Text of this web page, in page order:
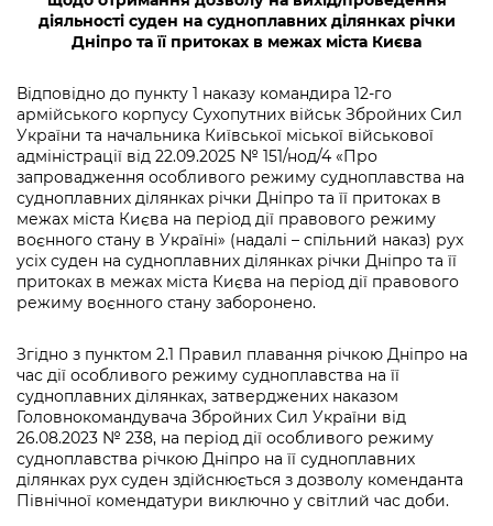
Рішення та розпорядження
перебувають на погодженні КМВА
Рішення Київради
Контактна інформація
Графік роботи та прийому громадян
Вакансії
Статистика
Звернення громадян
Регуляторна діяльність
Промисловість і наука Києва
Підприємства, установи, організації
Освіта та навчальні заклади
Навколишнє середовище міста
Містобудування та земельні ділянки
Культура, спорт, дозвілля
Бізнес та ліцензування
Фінанси та бюджет
Ритуальні послуги
Іноземцям / For foreigners
Пам'ятки культурної спадщини
Громадська експертиза
Консультації з громадськістю
Громадська рада
Петиції
Відкритий бюджет
Контактний центр
Допомога учасникам АТО
Рада з питань внутрішньо переміщених
осіб при Київській міській військовій
адміністрації
«Ініціатива «Партнерство «Відкритий
Уряд» – місцевий рівень»
Інформація з обмеженим доступом
Подати запит онлайн
Проекти нормативно-правових та
інших актів
Нормативна база
Питання і відповіді про публічну
інформацію
бездіяльності розпорядників інформації
Звіти про опрацювання запитів на
публічну інформацію
Інформація для споживачів
Про відкриті дані
Медіагалерея
КМДА / Subscribe to announcements
from the KCSA
Порядок акредитації медіа /
Accreditation process
Подати журналістський запит /
Submitting a media request
Зйомки в лікарнях в умовах воєнного
hospitals at work under martial law
Контакти для медіа / Contacts for mass
media
Портал Послуг
діяльності суден на судноплавних ділянках річки
Дніпро та її притоках в межах міста Києва
Відповідно до пункту 1 наказу командира 12-го
армійського корпусу Сухопутних військ Збройних Сил
України та начальника Київської міської військової
адміністрації від 22.09.2025 № 151/нод/4 «Про
запровадження особливого режиму судноплавства на
судноплавних ділянках річки Дніпро та її притоках в
межах міста Києва на період дії правового режиму
воєнного стану в Україні» (надалі – спільний наказ) рух
усіх суден на судноплавних ділянках річки Дніпро та її
притоках в межах міста Києва на період дії правового
режиму воєнного стану заборонено.
Згідно з пунктом 2.1 Правил плавання річкою Дніпро на
час дії особливого режиму судноплавства на її
судноплавних ділянках, затверджених наказом
Головнокомандувача Збройних Сил України від
26.08.2023 № 238, на період дії особливого режиму
судноплавства річкою Дніпро на її судноплавних
ділянках рух суден здійснюється з дозволу коменданта
Північної комендатури виключно у світлий час доби.